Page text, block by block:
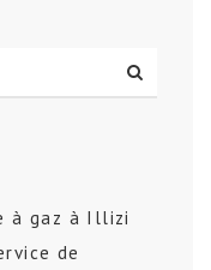
à gaz à Illizi
de